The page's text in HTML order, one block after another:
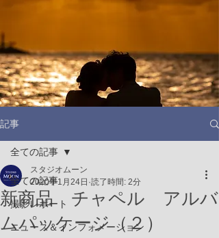
記事
全ての記事
撮影レポート
ニュース＆インフォメーション
全ての記事
新商品 チャペル アルバ
ムパッケージ（２）
スタジオムーン
2020年1月24日 読了時間: 2分